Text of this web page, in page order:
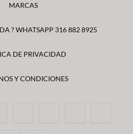
MARCAS
? WHATSAPP 316 882 8925
DE PRIVACIDAD
Y CONDICIONES